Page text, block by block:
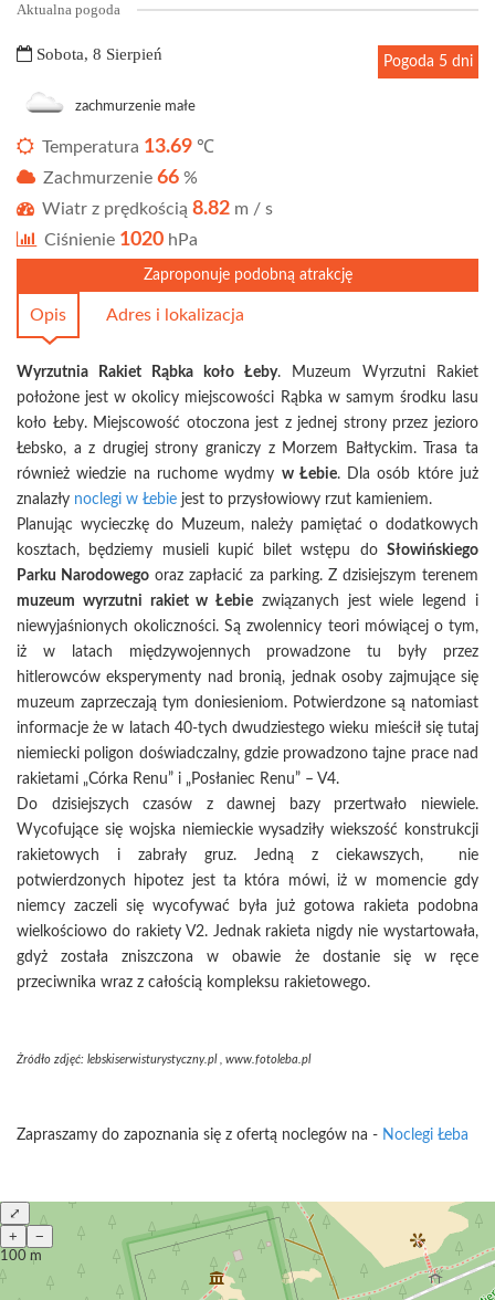
Aktualna pogoda
Sobota, 8 Sierpień Pogoda 5 dni
zachmurzenie małe
Temperatura 13.69 ℃
Zachmurzenie 66 %
Wiatr z prędkością 8.82 m / s
Ciśnienie 1020 hPa
Zaproponuje podobną atrakcję
Opis Adres i lokalizacja
Wyrzutnia Rakiet Rąbka koło Łeby. Muzeum Wyrzutni Rakiet
położone jest w okolicy miejscowości Rąbka w samym środku lasu
koło Łeby. Miejscowość otoczona jest z jednej strony przez jezioro
Łebsko, a z drugiej strony graniczy z Morzem Bałtyckim. Trasa ta
również wiedzie na ruchome wydmy w Łebie. Dla osób które już
znalazły noclegi w Łebie jest to przysłowiowy rzut kamieniem.
Planując wycieczkę do Muzeum, należy pamiętać o dodatkowych
kosztach, będziemy musieli kupić bilet wstępu do Słowińskiego
Parku Narodowego oraz zapłacić za parking. Z dzisiejszym terenem
muzeum wyrzutni rakiet w Łebie związanych jest wiele legend i
niewyjaśnionych okoliczności. Są zwolennicy teori mówiącej o tym,
iż w latach międzywojennych prowadzone tu były przez
hitlerowców eksperymenty nad bronią, jednak osoby zajmujące się
muzeum zaprzeczają tym doniesieniom. Potwierdzone są natomiast
informacje że w latach 40-tych dwudziestego wieku mieścił się tutaj
niemiecki poligon doświadczalny, gdzie prowadzono tajne prace nad
rakietami „Córka Renu” i „Posłaniec Renu” – V4.
Do dzisiejszych czasów z dawnej bazy przertwało niewiele.
Wycofujące się wojska niemieckie wysadziły wiekszość konstrukcji
rakietowych i zabrały gruz. Jedną z ciekawszych, nie
potwierdzonych hipotez jest ta która mówi, iż w momencie gdy
niemcy zaczeli się wycofywać była już gotowa rakieta podobna
wielkościowo do rakiety V2. Jednak rakieta nigdy nie wystartowała,
gdyż została zniszczona w obawie że dostanie się w ręce
przeciwnika wraz z całością kompleksu rakietowego.
Żródło zdjęć: lebskiserwisturystyczny.pl , www.fotoleba.pl
Zapraszamy do zapoznania się z ofertą noclegów na - Noclegi Łeba
⤢
+
−
100 m